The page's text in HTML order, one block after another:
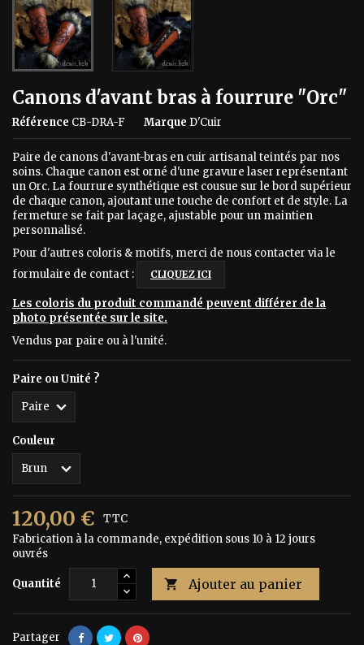
Canons d'avant bras à fourrure "Orc"
Référence CB-DRA-F Marque D'Cuir
Paire de canons d'avant-bras en cuir artisanal teintés par nos
soins. Chaque canon est orné d'une gravure laser représentant
un Orc. La fourrure synthétique est cousue sur le bord supérieur
de chaque canon, ajoutant une touche de confort et de style. La
fermeture se fait par laçage, ajustable pour un maintien
personnalisé.
Pour d'autres coloris & motifs, merci de nous contacter via le
formulaire de contact :
CLIQUEZ ICI
Les coloris du produit commandé peuvent différer de la
photo présentée sur le site.
Vendus par paire ou à l'unité.
Paire ou Unité ?
Couleur
120,00 €
TTC
Fabrication à la commande, expédition sous 10 à 12 jours
ouvrés
Quantité  Ajouter au panier
Partager